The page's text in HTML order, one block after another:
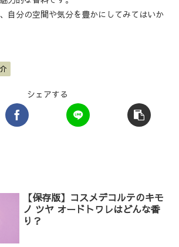
自分の空間や気分を豊かにしてみてはいか
シェアする
【保存版】コスメデコルテのキモ
ノ ツヤ オードトワレはどんな香
り？